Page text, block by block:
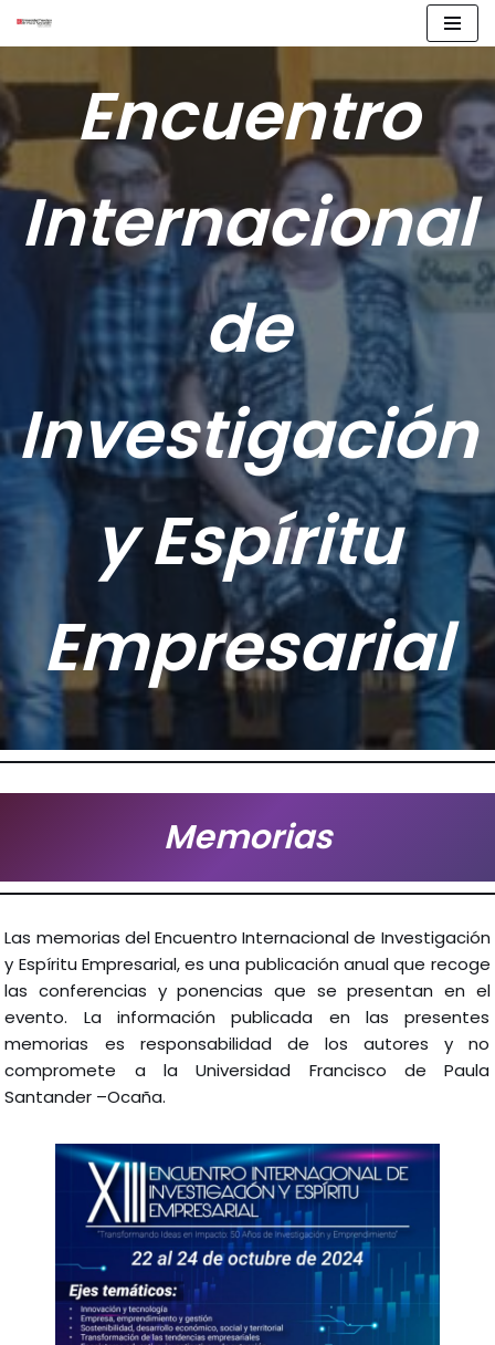
al
contenidoEncuentro
Internacional
de
Investigación
y Espíritu
Empresarial
Memorias
Las memorias del Encuentro Internacional de Investigación
y Espíritu Empresarial, es una publicación anual que recoge
las conferencias y ponencias que se presentan en el
evento. La información publicada en las presentes
memorias es responsabilidad de los autores y no
compromete a la Universidad Francisco de Paula
Santander –Ocaña.